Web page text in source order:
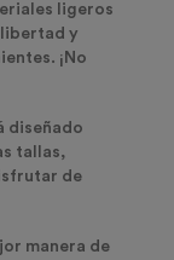
ligeros
y
¡No
diseñado
tallas,
de
manera de